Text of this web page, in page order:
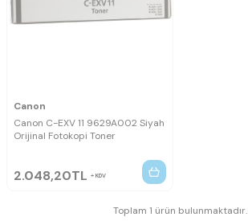
Canon
Canon C-EXV 11 9629A002 Siyah
Orijinal Fotokopi Toner
2.048,20TL KDV
Toplam 1 ürün bulunmaktadır.